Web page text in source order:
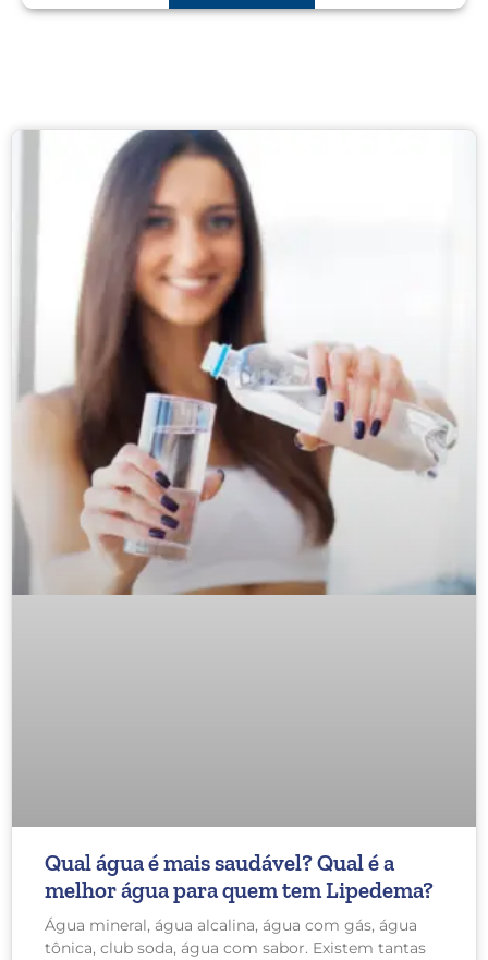
Qual água é mais saudável? Qual é a
melhor água para quem tem Lipedema?
Água mineral, água alcalina, água com gás, água
tônica, club soda, água com sabor. Existem tantas